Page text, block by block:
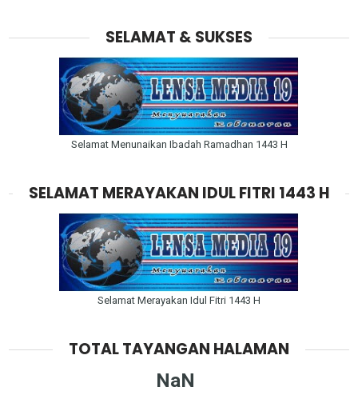
SELAMAT & SUKSES
Selamat Menunaikan Ibadah Ramadhan 1443 H
SELAMAT MERAYAKAN IDUL FITRI 1443 H
Selamat Merayakan Idul Fitri 1443 H
TOTAL TAYANGAN HALAMAN
NaN